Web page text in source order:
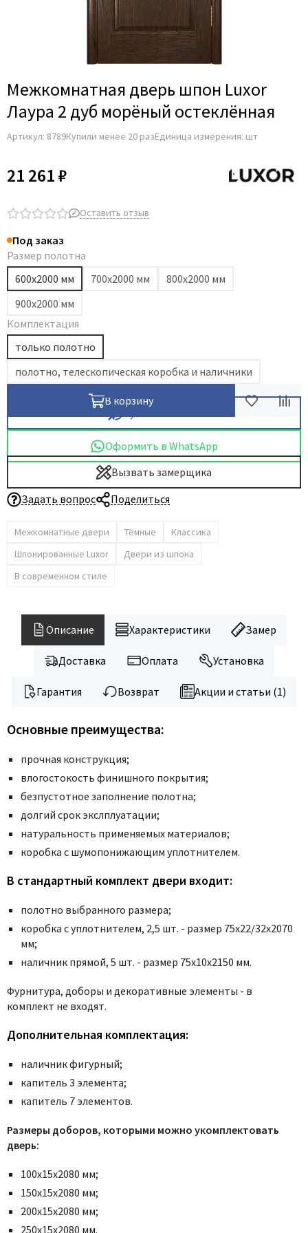
Aldeghi Luigi
Archie
Armadillo
Belwooddoors
Bravo
Bussare
Comaglio
Comit
Covali
Dircode
Eclisse
El Porta
Fratelli Cattini
Fuaro
Griffwerk
HSU
Kapelli
Krona Koblenz
Legend
Line Doors
Luxor
Morelli
Ofram
Optima Porte
Oro - Oro
Porte Vista
Portika
Poseidon
Profil Doors
Profilo Porte
Protector
Regidoors
STR
Tupai
Venezia Unique
Verum
Viporte
Zadoor
Межкомнатная дверь шпон Luxor
Лаура 2 дуб морёный остеклённая
Артикул: 8789Купили менее 20 разЕдиница измерения: шт
21 261 ₽
Оставить отзыв
Под заказ
Размер полотна
600х2000 мм
700х2000 мм
800х2000 мм
900х2000 мм
Комплектация
только полотно
полотно, телескопическая коробка и наличники
В корзину
Оформить в WhatsApp
Вызвать замерщика
Задать вопрос
Поделиться
Межкомнатные двери Тёмные
Классика
Шпонированные Luxor
Двери из шпона
В современном стиле
Описание Характеристики Замер
Доставка Оплата Установка
Гарантия Возврат Акции и статьи (1)
Основные преимущества:
прочная конструкция;
влогостокость финишного покрытия;
безпустотное заполнение полотна;
долгий срок экслплуатации;
натуральность применяемых материалов;
коробка с шумопонижающим уплотнителем.
В стандартный комплект двери входит:
полотно выбранного размера;
коробка с уплотнителем, 2,5 шт. - размер 75x22/32x2070
мм;
наличник прямой, 5 шт. - размер 75x10x2150 мм.
Фурнитура, доборы и декоративные элементы - в
комплект не входят.
Дополнительная комплектация:
наличник фигурный;
капитель 3 элемента;
капитель 7 элементов.
Размеры доборов, которыми можно укомплектовать
дверь:
100х15х2080 мм;
150х15х2080 мм;
200х15х2080 мм;
250х15х2080 мм.